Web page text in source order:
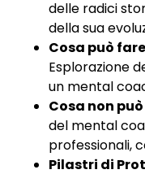
delle radici
della sua
Cosa può
Esplorazione
un mental
Cosa non
del mental
professionali,
Pilastri di